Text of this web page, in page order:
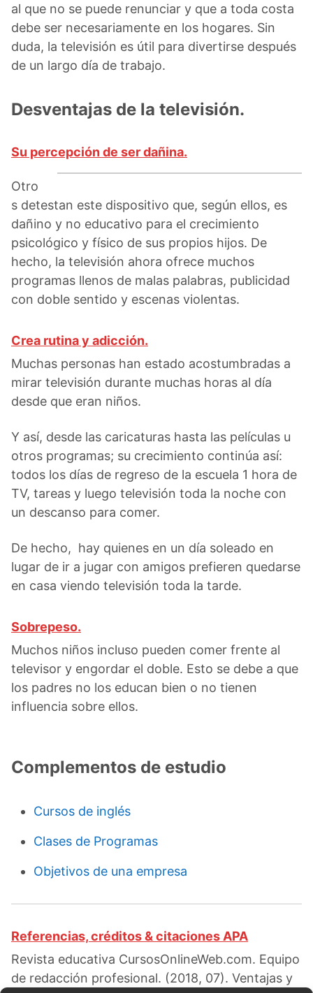
al que no se puede renunciar y que a toda costa
debe ser necesariamente en los hogares. Sin
duda, la televisión es útil para divertirse después
de un largo día de trabajo.
Desventajas de la televisión.
Su percepción de ser dañina.
Otro
s detestan este dispositivo que, según ellos, es
dañino y no educativo para el crecimiento
psicológico y físico de sus propios hijos. De
hecho, la televisión ahora ofrece muchos
programas llenos de malas palabras, publicidad
con doble sentido y escenas violentas.
Crea rutina y adicción.
Muchas personas han estado acostumbradas a
mirar televisión durante muchas horas al día
desde que eran niños.
Y así, desde las caricaturas hasta las películas u
otros programas; su crecimiento continúa así:
todos los días de regreso de la escuela 1 hora de
TV, tareas y luego televisión toda la noche con
un descanso para comer.
De hecho, hay quienes en un día soleado en
lugar de ir a jugar con amigos prefieren quedarse
en casa viendo televisión toda la tarde.
Sobrepeso.
Muchos niños incluso pueden comer frente al
televisor y engordar el doble. Esto se debe a que
los padres no los educan bien o no tienen
influencia sobre ellos.
Complementos de estudio
Cursos de inglés
Clases de Programas
Objetivos de una empresa
Referencias, créditos & citaciones APA
Revista educativa CursosOnlineWeb.com. Equipo
de redacción profesional. (2018, 07). Ventajas y